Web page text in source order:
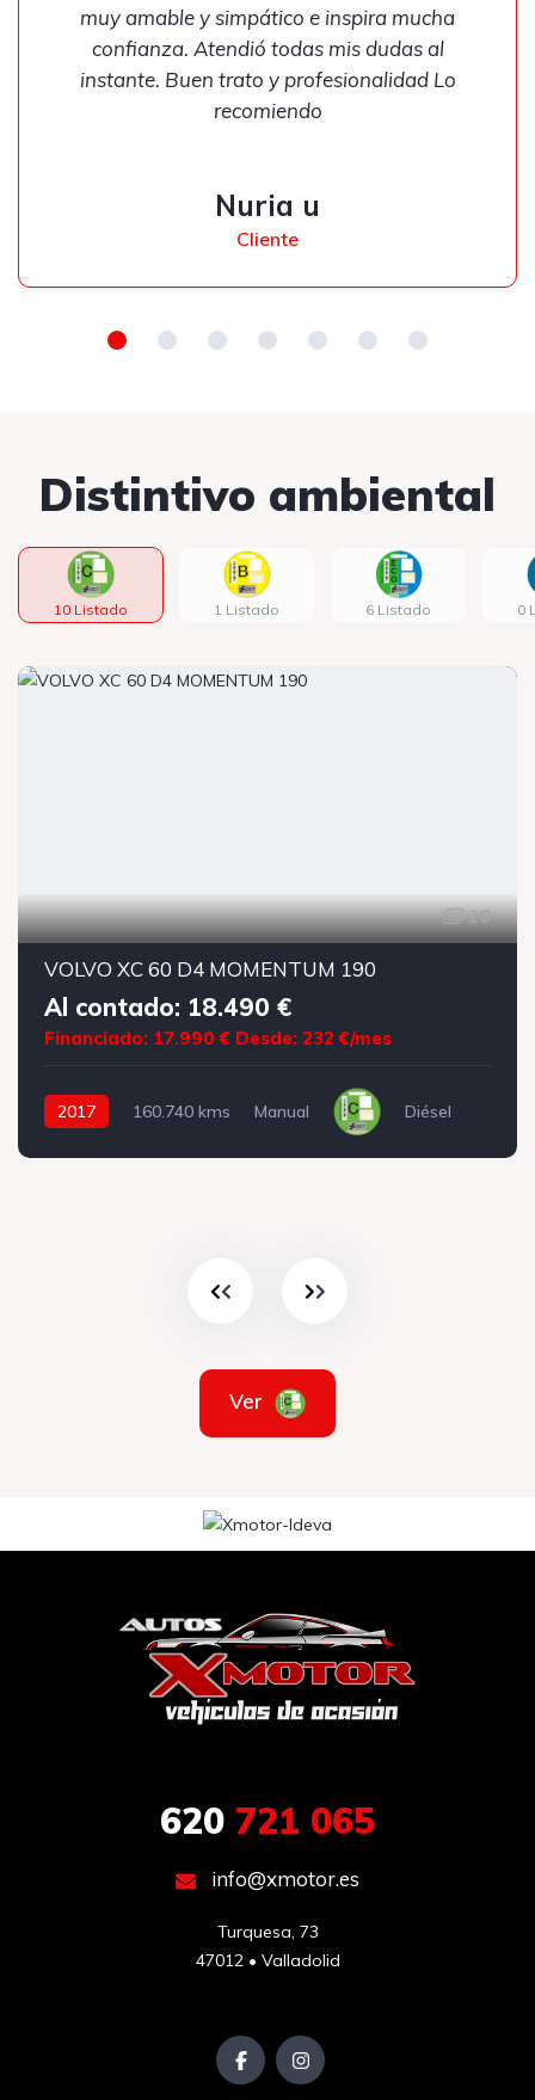
muy amable y simpático e inspira mucha
confianza. Atendió todas mis dudas al
instante. Buen trato y profesionalidad Lo
recomiendo
Nuria u
Cliente
Distintivo ambiental
10 Listado 1 Listado 6 Listado 0
26
VOLVO XC 60 D4 MOMENTUM 190
Al contado: 18.490 €
Financiado: 17.990 € Desde: 232 €/mes
2017 160.740 kms Manual Diésel
Ver
620 721 065
info@xmotor.es
Turquesa, 73
47012 • Valladolid